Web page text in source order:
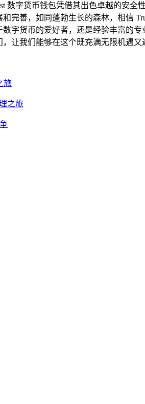
数字货币钱包凭借其出色卓越的安
完善，如同蓬勃生长的森林，相信
字货币的爱好者，还是经验丰富的
让我们能够在这个既充满无限机遇
旅
之旅